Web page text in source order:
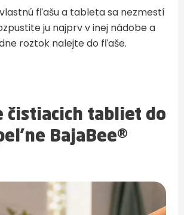
fľašu a tableta sa nezmestí
ju najprv v inej nádobe a
roztok nalejte do fľaše.
čistiacich tabliet do
BajaBee®